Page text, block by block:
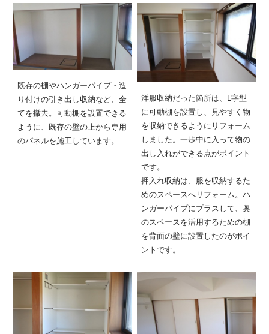
既存の棚やハンガーパイプ・造
り付けの引き出し収納など、全
てを撤去。可動棚を設置できる
ように、既存の壁の上から専用
のパネルを施工しています。
洋服収納だった箇所は、L字型
に可動棚を設置し、見やすく物
を収納できるようにリフォーム
しました。一歩中に入って物の
出し入れができる点がポイント
です。
押入れ収納は、服を収納するた
めのスペースへリフォーム。ハ
ンガーパイプにプラスして、奥
のスペースを活用するための棚
を背面の壁に設置したのがポイ
ントです。